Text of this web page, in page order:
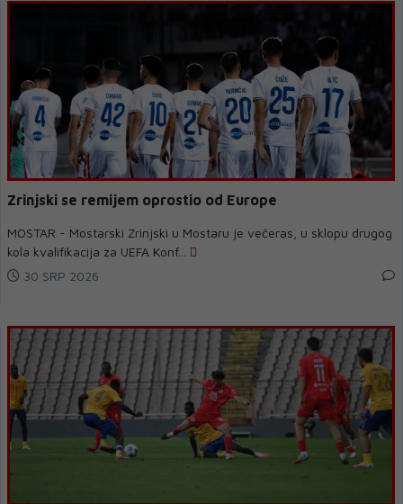
Zrinjski se remijem oprostio od Europe
MOSTAR - Mostarski Zrinjski u Mostaru je večeras, u sklopu drugog
kola kvalifikacija za UEFA Konf...
30 SRP 2026